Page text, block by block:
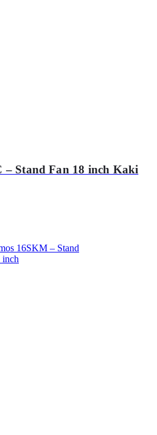
– Stand Fan 18 inch Kaki